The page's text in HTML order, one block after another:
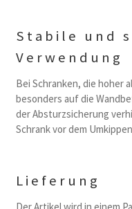
Stabile und
Verwendung
Bei Schranken, die hoher
besonders auf die
der Absturzsicherung
Schrank vor dem
Lieferung